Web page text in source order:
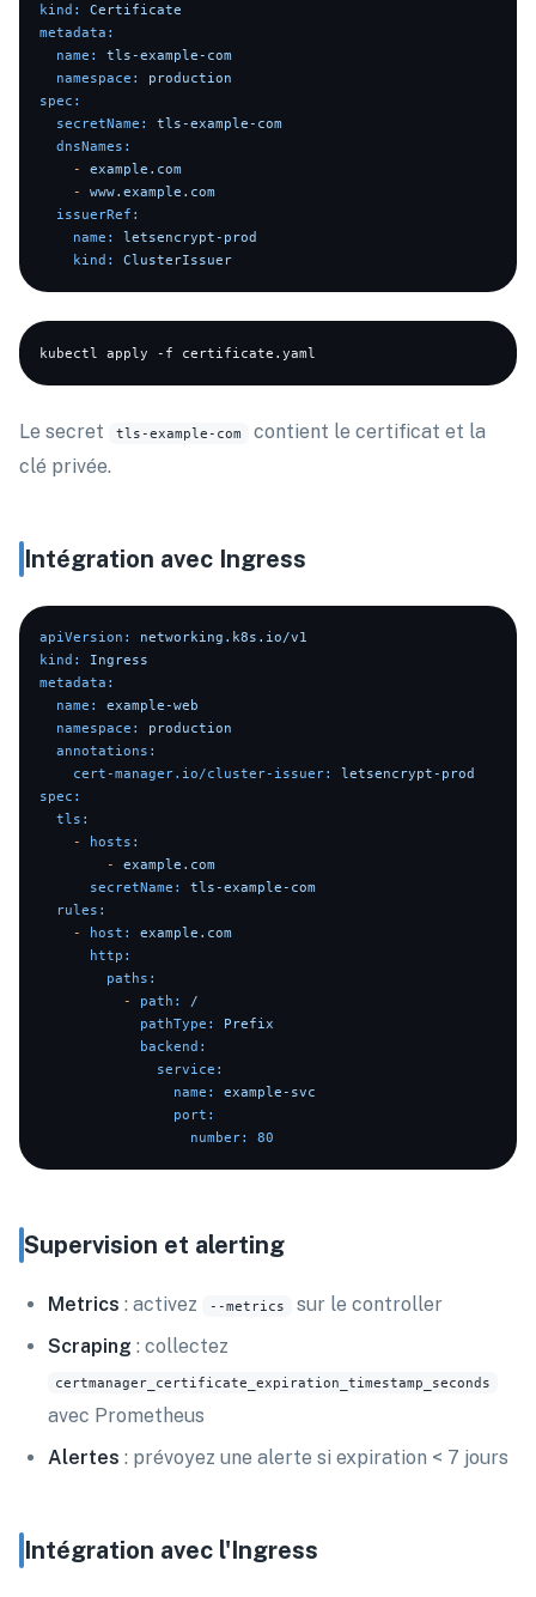
kind:
Certificate
metadata:
name:
tls-example-com
namespace:
production
spec:
secretName:
tls-example-com
dnsNames:
-
example.com
-
www.example.com
issuerRef:
name:
letsencrypt-prod
kind:
ClusterIssuer
Le secret tls-example-com
contient le certificat et la
clé privée.
Intégration avec Ingress
apiVersion:
networking.k8s.io/v1
kind:
Ingress
metadata:
name:
example-web
namespace:
production
annotations:
cert-manager.io/cluster-issuer:
letsencrypt-prod
spec:
tls:
-
hosts:
-
example.com
secretName:
tls-example-com
rules:
-
host:
example.com
http:
paths:
-
path:
/
pathType:
Prefix
backend:
service:
name:
example-svc
port:
number:
80
Supervision et alerting
Metrics : activez --metrics
sur le controller
Scraping : collectez
certmanager_certificate_expiration_timestamp_seconds
avec Prometheus
Alertes : prévoyez une alerte si expiration < 7 jours
Intégration avec l'Ingress